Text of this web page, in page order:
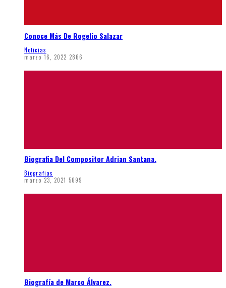
Conoce Más De Rogelio Salazar
Noticias
marzo 16, 2022 2866
Biografia Del Compositor Adrian Santana.
Biografias
marzo 23, 2021 5699
Biografía de Marco Álvarez.